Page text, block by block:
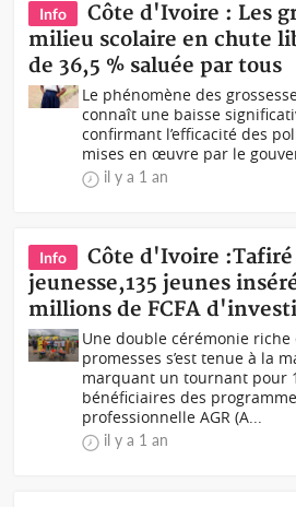
Info
Côte d'Ivoire : Les
milieu scolaire en chute
de 36,5 % saluée par tous
Le phénomène des
connaît une baisse
confirmant l’efficacité des
mises en œuvre par le
il y a 1 an
Info
Côte d'Ivoire :Tafiré
jeunesse,135 jeunes
millions de FCFA
Une double cérémonie
promesses s’est tenue à la
marquant un tournant pour
bénéficiaires des
professionnelle AGR (A...
il y a 1 an